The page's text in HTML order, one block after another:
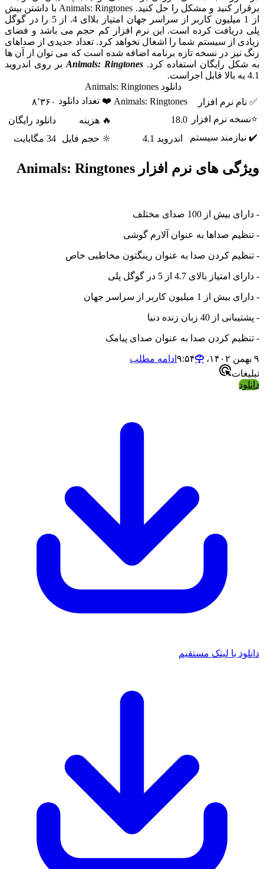
برقرار کنید و مشکل را حل کنید. Animals: Ringtones با داشتن بیش
از 1 میلیون کاربر از سراسر جهان امتیاز بلاای 4. از 5 را در گوگل
پلی دریافت کرده است. این نرم افزار کم حجم می باشد و فضای
زیادی از سیستم شما را اشغال نخواهد کرد. تعداد جدیدی از صداهای
زنگ نیز در نسخه تازه برنامه اضافه شده است که می توان از آن ها
به شکل رایگان استفاده کرد. Animals: Ringtones بر روی اندروید
4.1 به بالا قابل اجراست.
دانلود Animals: Ringtones
✅ نام نرم افزار
Animals: Ringtones ❤️ تعداد دانلود ۸٬۳۶۰
⭐نسخه نرم افزار
18.0 🔥 هزینه
دانلود رایگان
✔️ نیازمند سیستم
اندروید 4.1 🔆 حجم فایل 34 مگابایت
ویژگی های نرم افزار Animals: Ringtones
- دارای بیش از 100 صدای مختلف
- تنظیم صداها به عنوان آلارم گوشی
- تنظیم کردن صدا به عنوان رینگتون مخاطبی خاص
- دارای امتیاز بالای 4.7 از 5 در گوگل پلی
- دارای بیش از 1 میلیون کاربر از سراسر جهان
- پشتیبانی از 40 زبان زنده دنیا
- تنظیم کردن صدا به عنوان صدای پیامک
۹ بهمن ۱۴۰۲،‏ ۹:۵۴
ادامه مطلب
تبلیغات
دانلود
دانلود با لینک مستقیم